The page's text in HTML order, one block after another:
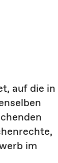
auf die in
im